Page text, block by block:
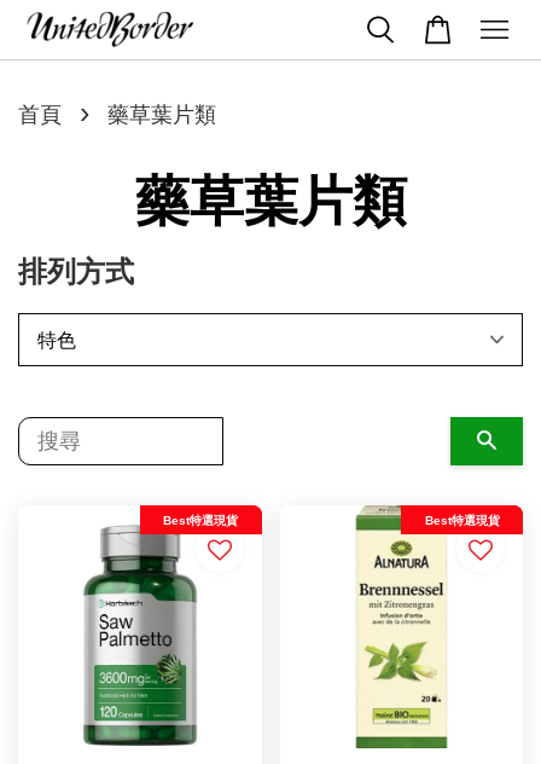
首頁 › 藥草葉片類
藥草葉片類
排列方式
Best特選現貨 Best特選現貨